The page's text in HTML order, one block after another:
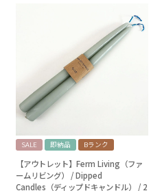
SALE 即納品 Bランク
【アウトレット】Ferm Living（ファ
ームリビング） / Dipped
Candles（ディップドキャンドル） / 2